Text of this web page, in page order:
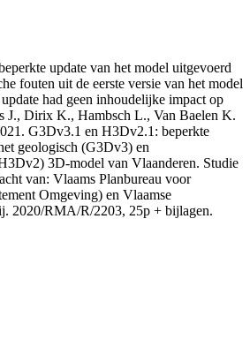
update van het model uitgevoerd
fouten uit de eerste versie van het model
had geen inhoudelijke impact op
J., Dirix K., Hambsch L., Van Baelen K.
G3Dv3.1 en H3Dv2.1: beperkte
geologisch (G3Dv3) en
3D-model van Vlaanderen. Studie
van: Vlaams Planbureau voor
Omgeving) en Vlaamse
2020/RMA/R/2203, 25p + bijlagen.